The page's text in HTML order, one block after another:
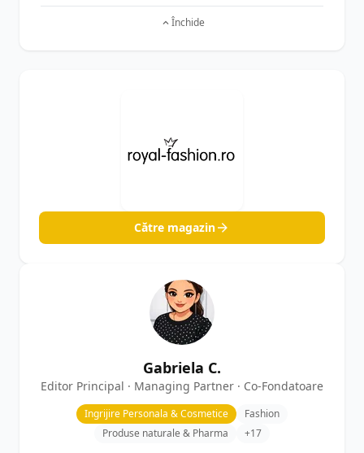
Închide
Către magazin
Gabriela C.
Editor Principal · Managing Partner · Co-Fondatoare
Ingrijire Personala & Cosmetice
Fashion
Produse naturale & Pharma
+17